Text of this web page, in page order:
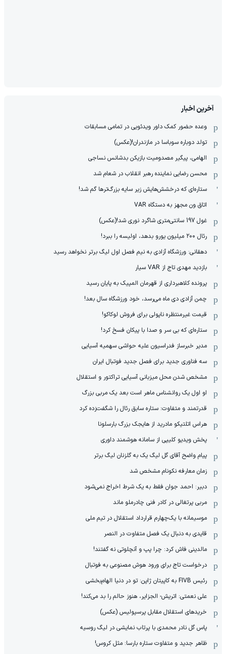
آخرین اخبار
وعده حضور کمک داور ویدئویی در تمامی مسابقات
تولد دوباره سوباسا در مازندران!(عکس)
الهامی، پیگیر مصدومیت بازیکن بدشانس نساجی
محسن رضایی نماینده رهبر انقلاب در شعام شد
ستاره‌ای که درخشش‌هایش زیر سایه بزرگ‌ترها گم شد!
اتاق ون مجهز به دستگاه VAR
غول 197 سانتی‌متری شاگرد نوری شد!(عکس)
رئال ۲۰۰ میلیون یورو بدهد، اولیسه را ببرد!
دهقانی: ورزشگاه آزادی به نیم فصل اول لیگ برتر نخواهد رسید
بازدید مهدی تاج از VAR سیار
پرونده کلاهبرداری از قهرمان المپیک به پایان رسید
چمن آزادی دی ماه می‌رسد، خود ورزشگاه سال بعد!
قیمت غیرمنتظره ناپولی برای فروش لوکاکو!
ستاره‌ای که بی سر و صدا با پیکان فسخ کرد!
مدیر خبرساز فدراسیون علیه حواشی سهمیه آسیایی
سه فناوری جدید برای فصل جدید فوتبال ایران
مشخص شدن محل میزبانی آسیایی تراکتور و استقلال
او اول یک روانشناس ماهر است بعد یک مربی بزرگ
قدرتمند و متفاوت: ستاره سابق رئال را شگفت‌زده کرد
هراس اتلتیکو مادرید از هایجک بزرگ بارسلونا
پخش ویدیو کلیپی از سامانه هوشمند داوری
پیام واضح آقای گل لیگ یک به گلزنان لیگ برتر
زمان معارفه نکونام مشخص شد
دبیر: احمد جوان فقط به یک شرط اخراج نمی‌شود
مربی پرتغالی در کادر فنی چادرملو ماند
موسیمانه با یک‌چهارم قرارداد استقلال در تیم ملی
قایدی به دنبال یک فصل متفاوت در النصر
مالدینی فاش کرد: چرا پپ و آنچلوتی نه گفتند!
درخواست تاج برای ورود هوش مصنوعی به فوتبال
رئیس FIVB به کاپیتان ژاپن: تو در دنیا الهام‌بخشی
علی نعمتی: اتریش- الجزایر، هنوز حالم را بد می‌کند!
خریدهای استقلال مقابل پرسپولیس (عکس)
پاس گل نادر محمدی با پرتاب نمایشی در لیگ روسیه
ظاهر جدید و متفاوت ستاره بارسا: مثل کروس!